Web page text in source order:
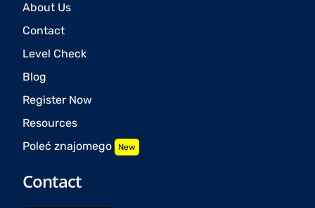
About Us
Contact
Level Check
Blog
Register Now
Resources
Poleć znajomego New
Contact